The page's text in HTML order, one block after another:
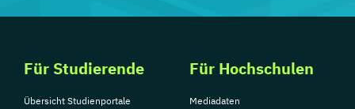
Für Studierende
Übersicht Studienportale
Für Hochschulen
Mediadaten